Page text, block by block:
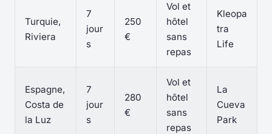
Turquie,
Riviera
7
jour
s
250
€
Vol et
hôtel
sans
repas
Kleopa
tra
Life
Espagne,
Costa de
la Luz
7
jour
s
280
€
Vol et
hôtel
sans
repas
La
Cueva
Park